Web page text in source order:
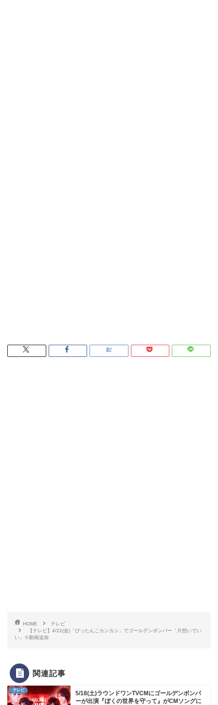
HOME
テレビ
【テレビ】4/22(金)「ぴったんこカンカン」でゴールデンボンバー「片想いでい
い」※動画追加
関連記事
テレビ
5/18(土)ラウンドワンTVCMにゴールデンボンバ
ーが出演『ぼくの世界を守って』がCMソングに